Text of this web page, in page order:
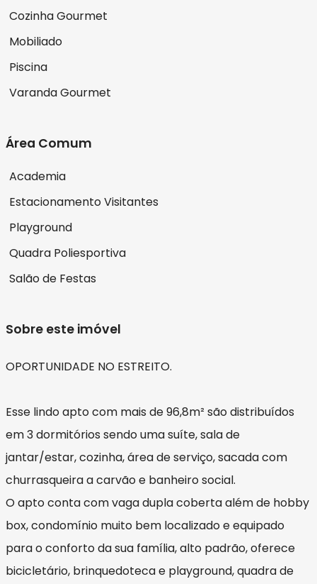
Cozinha Gourmet
Mobiliado
Piscina
Varanda Gourmet
Área Comum
Academia
Estacionamento Visitantes
Playground
Quadra Poliesportiva
Salão de Festas
Sobre este imóvel
OPORTUNIDADE NO ESTREITO.
Esse lindo apto com mais de 96,8m² são distribuídos
em 3 dormitórios sendo uma suíte, sala de
jantar/estar, cozinha, área de serviço, sacada com
churrasqueira a carvão e banheiro social.
O apto conta com vaga dupla coberta além de hobby
box, condomínio muito bem localizado e equipado
para o conforto da sua família, alto padrão, oferece
bicicletário, brinquedoteca e playground, quadra de